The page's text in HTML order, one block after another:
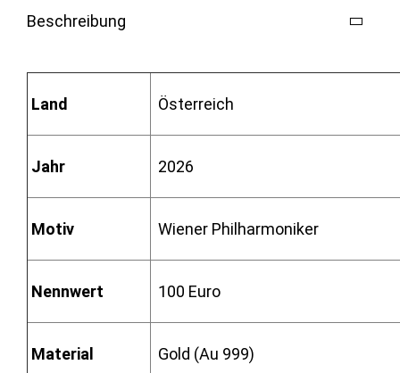
Beschreibung
Land Österreich
Jahr 2026
Motiv Wiener Philharmoniker
Nennwert 100 Euro
Material Gold (Au 999)